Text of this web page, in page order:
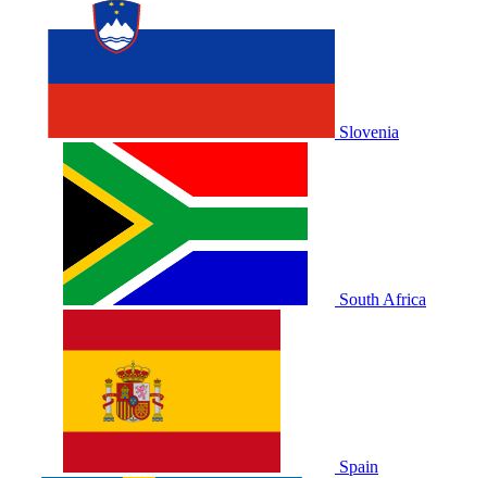
Slovenia
South Africa
Spain